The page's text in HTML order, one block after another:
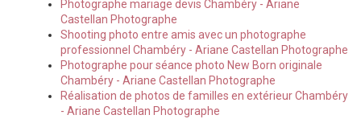
Photographe mariage devis Chambéry - Ariane
Castellan Photographe
Shooting photo entre amis avec un photographe
professionnel Chambéry - Ariane Castellan Photographe
Photographe pour séance photo New Born originale
Chambéry - Ariane Castellan Photographe
Réalisation de photos de familles en extérieur Chambéry
- Ariane Castellan Photographe